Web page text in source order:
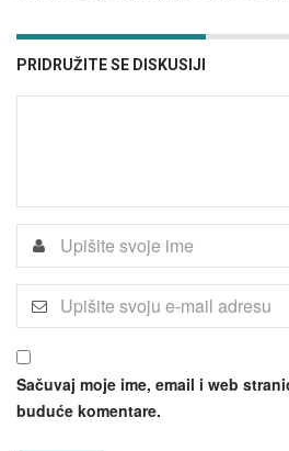
PRIDRUŽITE SE DISKUSIJI
Sačuvaj moje ime, email i web
buduće komentare.